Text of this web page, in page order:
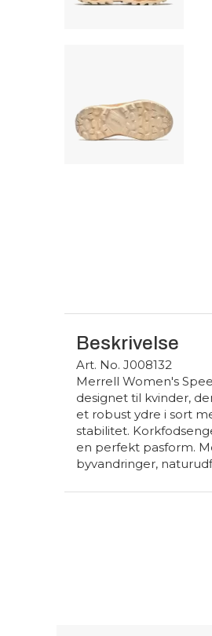
Beskrivelse
Art. No. J008132
Merrell Women's
designet til kvinder,
et robust ydre i sort
stabilitet.
en perfekt pasform.
byvandringer,